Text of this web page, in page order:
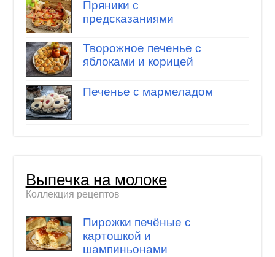
Пряники с
предсказаниями
Творожное печенье с
яблоками и корицей
Печенье с мармеладом
Выпечка на молоке
Коллекция рецептов
Пирожки печёные с
картошкой и
шампиньонами